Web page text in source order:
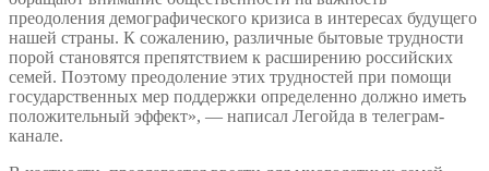
преодоления демографического кризиса в интересах будущего
нашей страны. К сожалению, различные бытовые трудности
порой становятся препятствием к расширению российских
семей. Поэтому преодоление этих трудностей при помощи
государственных мер поддержки определенно должно иметь
положительный эффект», — написал Легойда в телеграм-
канале.